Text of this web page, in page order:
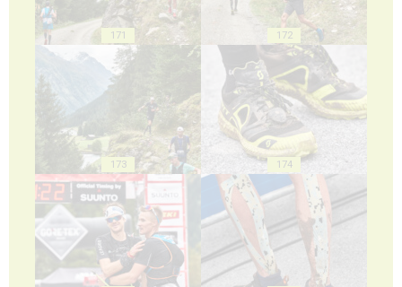
171 172
173 174